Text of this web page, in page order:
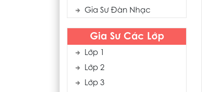
Gia Sư Đàn Nhạc
Gia Sư Các Lớp
Lớp 1
Lớp 2
Lớp 3